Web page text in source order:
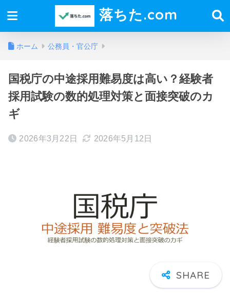
落ちた.com
ホーム 公務員・官公庁
国税庁の中途採用難易度は高い？経験者
採用試験の数的処理対策と面接突破のカ
ギ
2026年3月22日 2026年5月12日